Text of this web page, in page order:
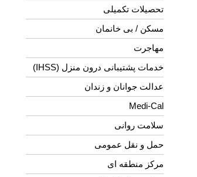
تحصیلات تکمیلی
مسکن / بی خانمان
مهاجرت
خدمات پشتیبانی درون منزل (IHSS)
عدالت جوانان و زندان
Medi-Cal
سلامت روانی
حمل و نقل عمومی
مرکز منطقه ای